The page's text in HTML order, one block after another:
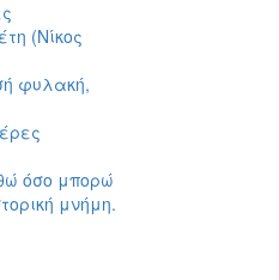
(Νίκος
φυλακή,
όσο μπορώ
μνήμη.